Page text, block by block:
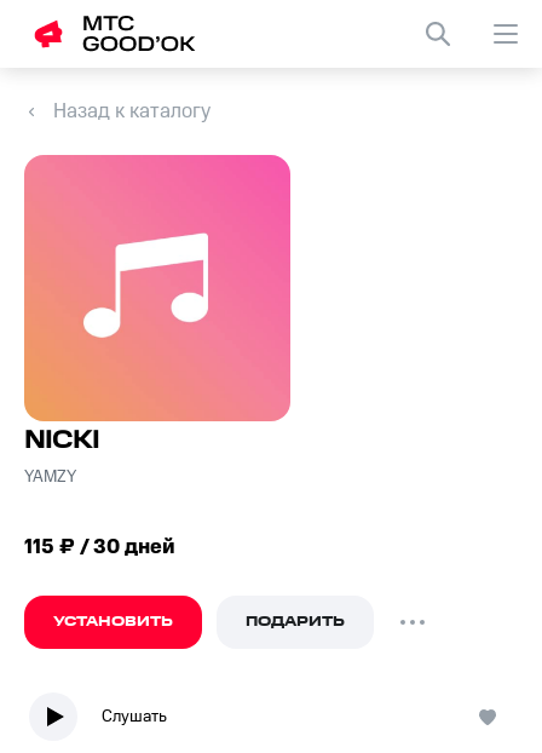
Назад к каталогу
NICKI
YAMZY
115 ₽ / 30 дней
УСТАНОВИТЬ ПОДАРИТЬ
Слушать